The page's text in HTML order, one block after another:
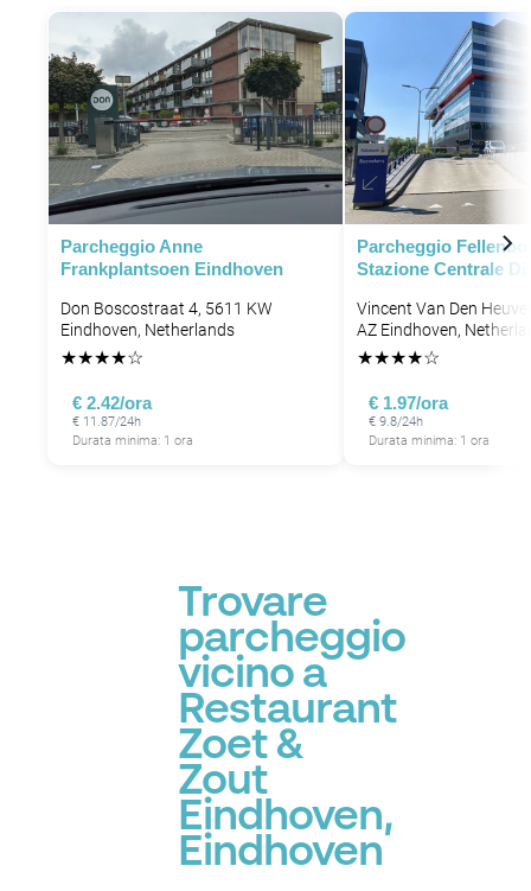
Parcheggio Anne
Frankplantsoen Eindhoven
Don Boscostraat 4, 5611 KW
Eindhoven, Netherlands
★★★★☆
€ 2.42/ora
€ 11.87/24h
Durata minima: 1 ora
Parcheggio
Stazione Centrale
Vincent Van Den
AZ Eindhoven,
★★★★☆
€ 1.97/ora
€ 9.8/24h
Durata minima: 1 ora
Trovare
parcheggio
vicino a
Restaurant
Zoet &
Zout
Eindhoven,
Eindhoven